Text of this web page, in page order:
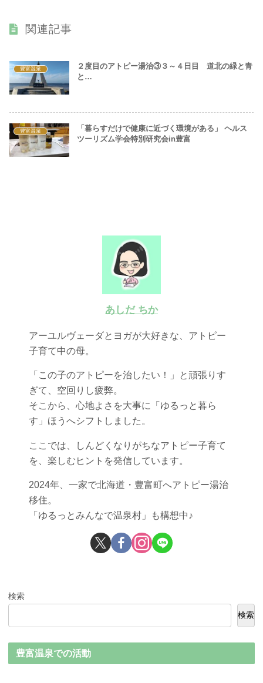
関連記事
豊富温泉
２度目のアトピー湯治③３～４日目 道北の緑と青
と…
豊富温泉
「暮らすだけで健康に近づく環境がある」 ヘルス
ツーリズム学会特別研究会in豊富
あしだ ちか
アーユルヴェーダとヨガが大好きな、アトピー
子育て中の母。
「この子のアトピーを治したい！」と頑張りす
ぎて、空回りし疲弊。
そこから、心地よさを大事に「ゆるっと暮ら
す」ほうへシフトしました。
ここでは、しんどくなりがちなアトピー子育て
を、楽しむヒントを発信しています。
2024年、一家で北海道・豊富町へアトピー湯治
移住。
「ゆるっとみんなで温泉村」も構想中♪
検索
検索
豊富温泉での活動